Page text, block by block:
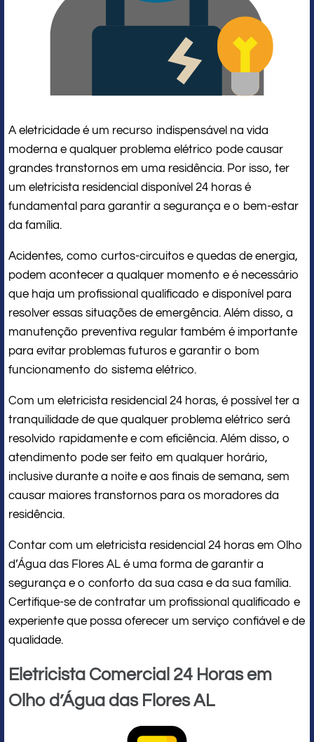
A eletricidade é um recurso indispensável na vida
moderna e qualquer problema elétrico pode causar
grandes transtornos em uma residência. Por isso, ter
um eletricista residencial disponível 24 horas é
fundamental para garantir a segurança e o bem-estar
da família.
Acidentes, como curtos-circuitos e quedas de energia,
podem acontecer a qualquer momento e é necessário
que haja um profissional qualificado e disponível para
resolver essas situações de emergência. Além disso, a
manutenção preventiva regular também é importante
para evitar problemas futuros e garantir o bom
funcionamento do sistema elétrico.
Com um eletricista residencial 24 horas, é possível ter a
tranquilidade de que qualquer problema elétrico será
resolvido rapidamente e com eficiência. Além disso, o
atendimento pode ser feito em qualquer horário,
inclusive durante a noite e aos finais de semana, sem
causar maiores transtornos para os moradores da
residência.
Contar com um eletricista residencial 24 horas em Olho
d’Água das Flores AL é uma forma de garantir a
segurança e o conforto da sua casa e da sua família.
Certifique-se de contratar um profissional qualificado e
experiente que possa oferecer um serviço confiável e de
qualidade.
Eletricista Comercial 24 Horas em
Olho d’Água das Flores AL